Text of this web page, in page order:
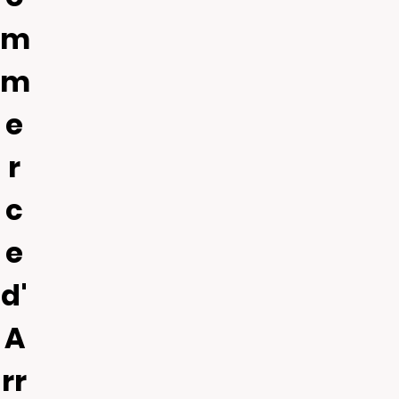
m
m
e
r
c
e
d'
A
rr